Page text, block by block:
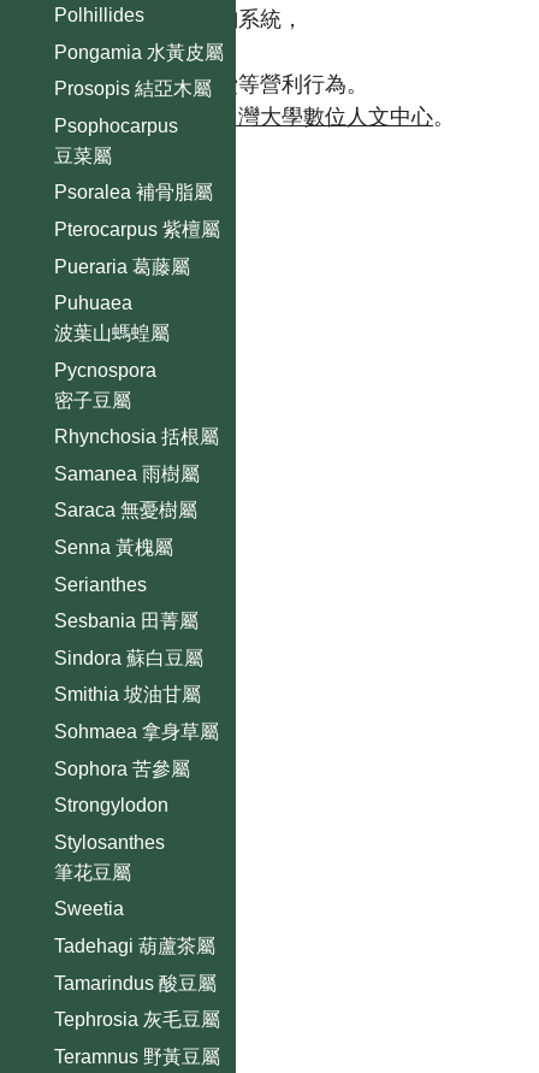
Polhillides
Pongamia 水黃皮屬
Prosopis 結亞木屬
Psophocarpus
豆菜屬
Psoralea 補骨脂屬
Pterocarpus 紫檀屬
Pueraria 葛藤屬
Puhuaea
波葉山螞蝗屬
Pycnospora
密子豆屬
Rhynchosia 括根屬
Samanea 雨樹屬
Saraca 無憂樹屬
Senna 黃槐屬
Serianthes
Sesbania 田菁屬
Sindora 蘇白豆屬
Smithia 坡油甘屬
Sohmaea 拿身草屬
Sophora 苦參屬
Strongylodon
Stylosanthes
筆花豆屬
Sweetia
Tadehagi 葫蘆茶屬
Tamarindus 酸豆屬
Tephrosia 灰毛豆屬
Teramnus 野黃豆屬
【台灣植物資訊整合查詢系統，
https://tai2.ntu.edu.tw。】
且不得有收取資料查詢費等營利行為。
如需商業使用，請聯繫
台灣大學數位人文中心。